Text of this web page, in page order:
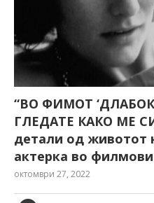
“ВО ФИМОТ
ГЛЕДАТЕ КАКО МЕ
детали од животот
актерка во
октомври 27, 2022